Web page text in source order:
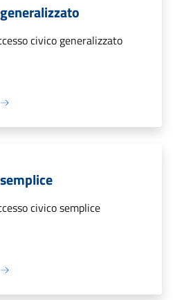
civico generalizzato
civico semplice